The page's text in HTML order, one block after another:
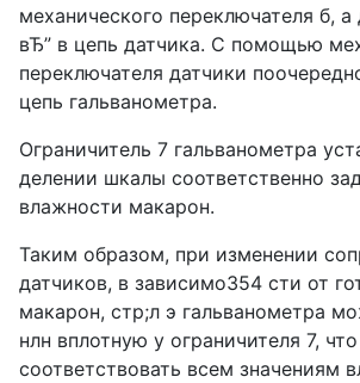
механического переключателя б,
вЂ” в цепь датчика. С помощью
переключателя датчики
цепь гальванометра.
Ограничитель 7 гальванометра
делении шкалы соответственно
влажности макарон.
Таким образом, при изменении
датчиков, в зависимо354 сти от
макарон, стр;л э гальванометра
нлн вплотную у ограничителя 7,
соответствовать всем значениям